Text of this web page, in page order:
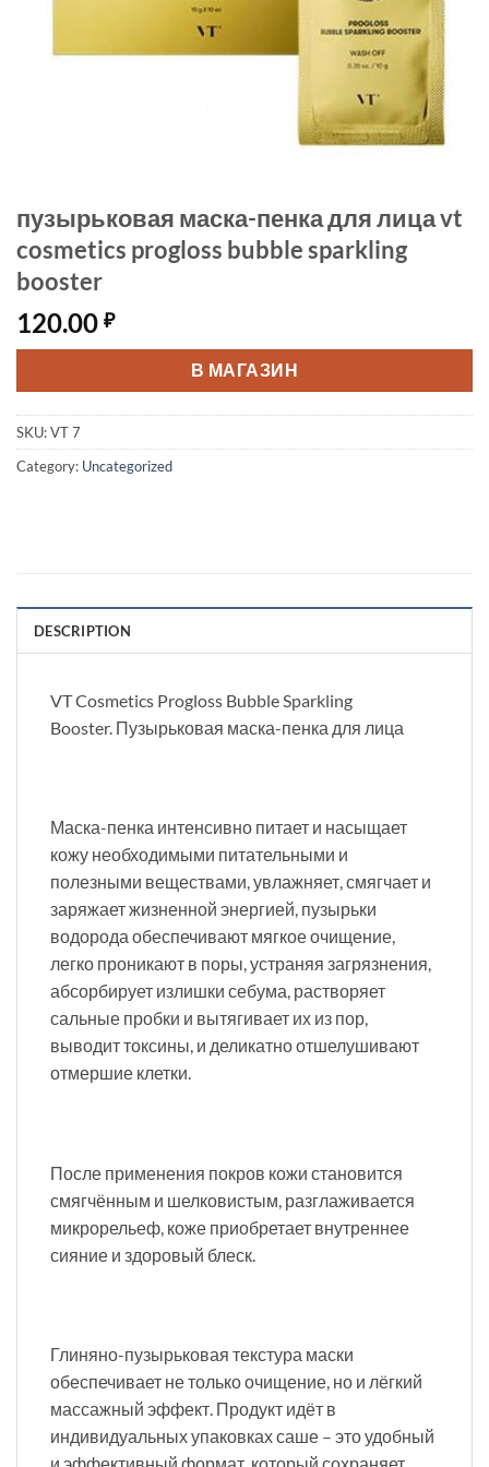
пузырьковая маска-пенка для лица vt
cosmetics progloss bubble sparkling
booster
120.00 ₽
В МАГАЗИН
SKU:VT 7
Category: Uncategorized
DESCRIPTION
VT Cosmetics Progloss Bubble Sparkling
Booster. Пузырьковая маска-пенка для лица
Маска-пенка интенсивно питает и насыщает
кожу необходимыми питательными и
полезными веществами, увлажняет, смягчает и
заряжает жизненной энергией, пузырьки
водорода обеспечивают мягкое очищение,
легко проникают в поры, устраняя загрязнения,
абсорбирует излишки себума, растворяет
сальные пробки и вытягивает их из пор,
выводит токсины, и деликатно отшелушивают
отмершие клетки.
После применения покров кожи становится
смягчённым и шелковистым, разглаживается
микрорельеф, коже приобретает внутреннее
сияние и здоровый блеск.
Глиняно-пузырьковая текстура маски
обеспечивает не только очищение, но и лёгкий
массажный эффект. Продукт идёт в
индивидуальных упаковках саше – это удобный